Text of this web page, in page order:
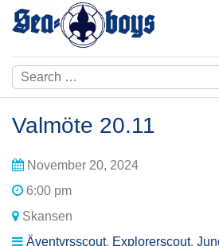
Skip
Search
for:
Valmöte 20.11
November 20, 2024
6:00 pm
Skansen
Äventyrsscout, Explorerscout,